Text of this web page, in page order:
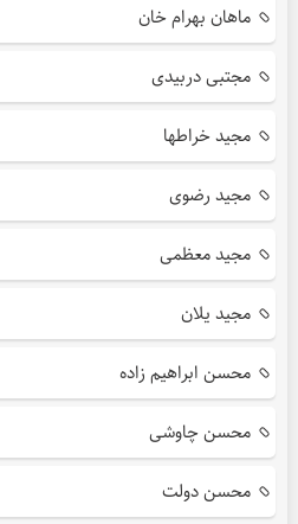
ماهان بهرام خان
مجتبی دربیدی
مجید خراطها
مجید رضوی
مجید معظمی
مجید یلان
محسن ابراهیم زاده
محسن چاوشی
محسن دولت